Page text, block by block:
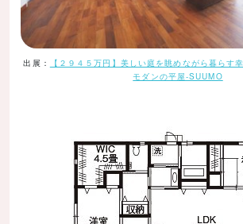
出展：
【２９４５万円】美しい庭を眺めながら暮らす
モダンの平屋-SUUMO